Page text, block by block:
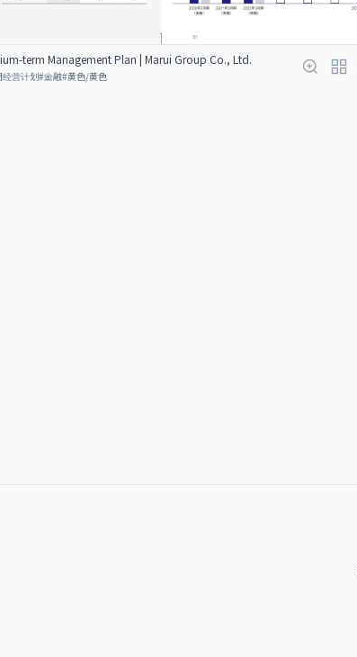
term Management Plan | Marui Group Co., Ltd.
经营计划#金融#黄色/黄色